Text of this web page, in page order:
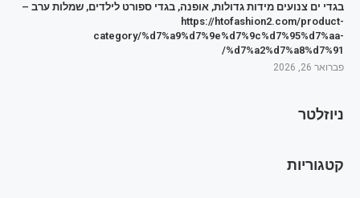
בגדי ים צנועים מידות גדולות, אופנה, בגדי ספורט לילדים, שמלות ערב –
https://htofashion2.com/product-
category/%d7%a9%d7%9e%d7%9c%d7%95%d7%aa-
%d7%a2%d7%a8%d7%91/
פברואר 26, 2026
ניוזלטר
קטגוריות